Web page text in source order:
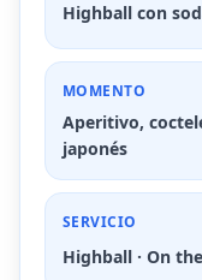
Highball con
MOMENTO
Aperitivo,
japonés
SERVICIO
Highball · On